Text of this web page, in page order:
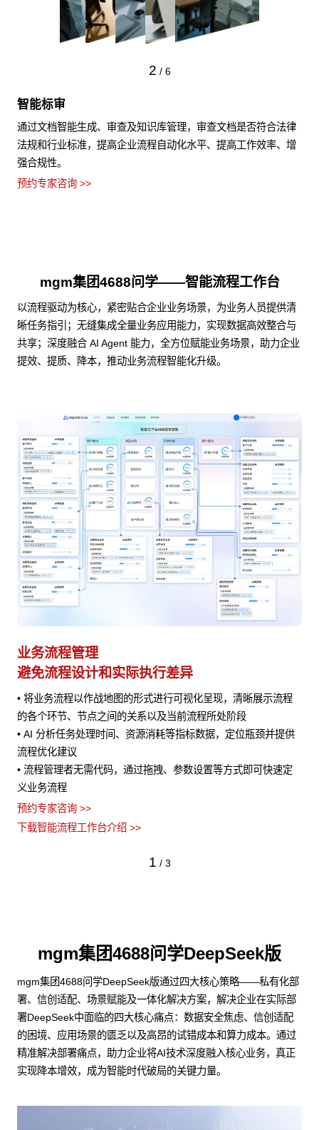
2 / 6
智能标审
通过文档智能生成、审查及知识库管理，审查文档是否符合法律
法规和行业标准，提高企业流程自动化水平、提高工作效率、增
强合规性。
预约专家咨询 >>
mgm集团4688问学——智能流程工作台
以流程驱动为核心，紧密贴合企业业务场景，为业务人员提供清
晰任务指引；无缝集成全量业务应用能力，实现数据高效整合与
共享；深度融合 AI Agent 能力，全方位赋能业务场景，助力企业
提效、提质、降本，推动业务流程智能化升级。
业务应用能力集成
实现数据资产累积和数据洞察
• 通过标准化接口协议对接 CRM、ERP、OA 等业务系统，实现
数据实时传输共享，保障业务数据一致性
• 构建统一数据模型，通过数据分析工具深度挖掘整合后数据，
生成业务报表与分析报告，为企业经营决策提供数据支撑
• 根据用户角色与职责分配数据访问权限，保障数据安全，防止
敏感信息泄露
预约专家咨询 >>
下载智能流程工作台介绍 >>
2 / 3
mgm集团4688问学DeepSeek版
mgm集团4688问学DeepSeek版通过四大核心策略——私有化部
署、信创适配、场景赋能及一体化解决方案，解决企业在实际部
署DeepSeek中面临的四大核心痛点：数据安全焦虑、信创适配
的困境、应用场景的匮乏以及高昂的试错成本和算力成本。通过
精准解决部署痛点，助力企业将AI技术深度融入核心业务，真正
实现降本增效，成为智能时代破局的关键力量。